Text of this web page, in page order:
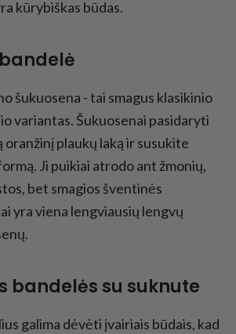
kūrybiškas būdas.
šukuosena - tai smagus klasikinio
variantas. Šukuosenai pasidaryti
plaukų laką ir susukite
Ji puikiai atrodo ant žmonių,
bet smagios šventinės
yra viena lengviausių lengvų
bandelės su suknute
galima dėvėti įvairiais būdais, kad